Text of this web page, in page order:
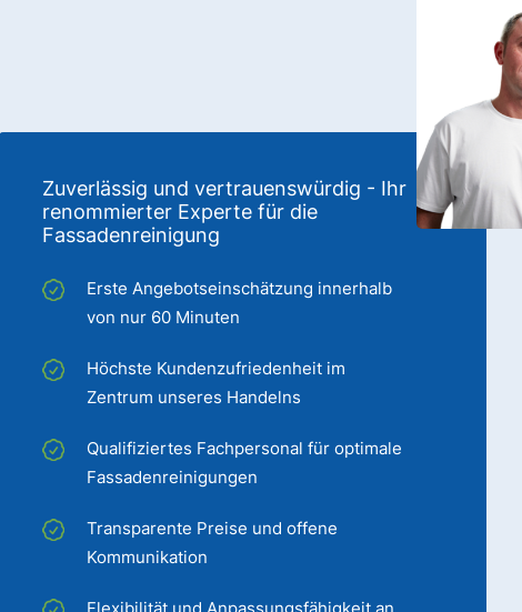
Zuverlässig und vertrauenswürdig - Ihr
renommierter Experte für die
Fassadenreinigung
Erste Angebotseinschätzung innerhalb
von nur 60 Minuten
Höchste Kundenzufriedenheit im
Zentrum unseres Handelns
Qualifiziertes Fachpersonal für optimale
Fassadenreinigungen
Transparente Preise und offene
Kommunikation